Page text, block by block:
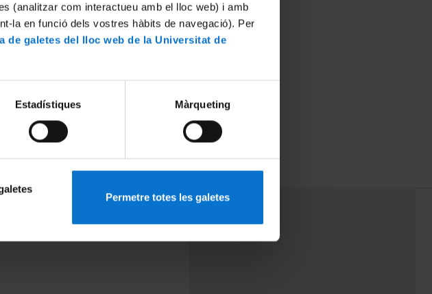
(analitzar com interactueu amb el lloc web) i amb
la en funció dels vostres hàbits de navegació). Per
de galetes del lloc web de la Universitat de
Estadístiques Màrqueting
Permetre totes les galetes
PEU 3